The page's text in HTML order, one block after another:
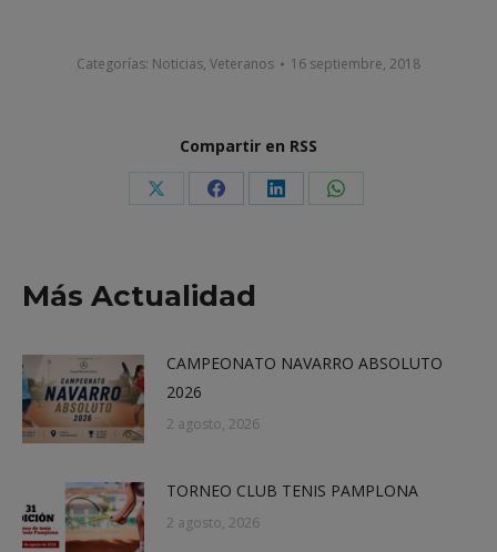
Categorías: Noticias, Veteranos 16 septiembre, 2018
Compartir en RSS
Share Share Share Share
Más Actualidad
CAMPEONATO NAVARRO ABSOLUTO
2026
2 agosto, 2026
TORNEO CLUB TENIS PAMPLONA
2 agosto, 2026